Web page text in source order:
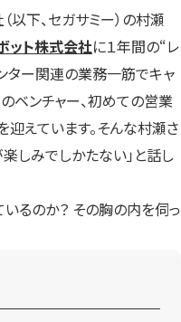
開
き
ま
す）
開
き
ま
す）
開
き
ま
す）
以下、セガサミー）の村瀬
ット株式会社に１年間の“レ
ター関連の業務一筋でキャ
ベンチャー、初めての営業
迎えています。そんな村瀬さ
しみでしかたない」と話し
るのか？ その胸の内を伺っ